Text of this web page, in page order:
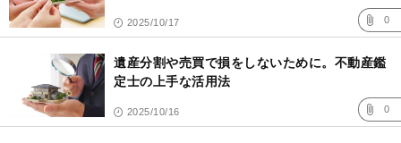
2025/10/17 0
遺産分割や売買で損をしないために。不動産鑑
定士の上手な活用法
2025/10/16 0